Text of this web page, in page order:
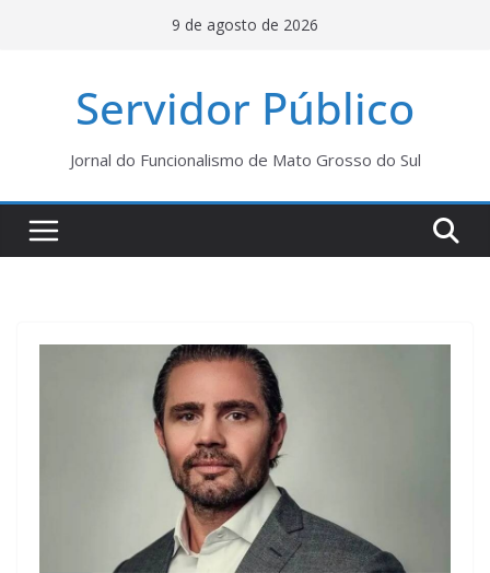
9 de agosto de 2026
Servidor Público
Jornal do Funcionalismo de Mato Grosso do Sul